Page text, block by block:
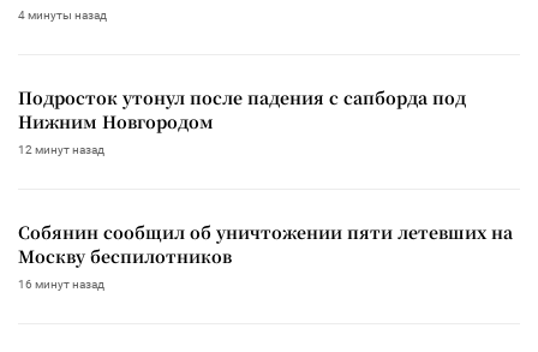
4 минуты назад
Подросток утонул после падения с сапборда под
Нижним Новгородом
12 минут назад
Собянин сообщил об уничтожении пяти летевших на
Москву беспилотников
16 минут назад